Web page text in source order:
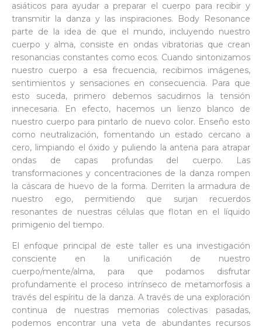
asiáticos para ayudar a preparar el cuerpo para recibir y
transmitir la danza y las inspiraciones. Body Resonance
parte de la idea de que el mundo, incluyendo nuestro
cuerpo y alma, consiste en ondas vibratorias que crean
resonancias constantes como ecos. Cuando sintonizamos
nuestro cuerpo a esa frecuencia, recibimos imágenes,
sentimientos y sensaciones en consecuencia. Para que
esto suceda, primero debemos sacudirnos la tensión
innecesaria. En efecto, hacemos un lienzo blanco de
nuestro cuerpo para pintarlo de nuevo color. Enseño esto
como neutralización, fomentando un estado cercano a
cero, limpiando el óxido y puliendo la antena para atrapar
ondas de capas profundas del cuerpo. Las
transformaciones y concentraciones de la danza rompen
la cáscara de huevo de la forma. Derriten la armadura de
nuestro ego, permitiendo que surjan recuerdos
resonantes de nuestras células que flotan en el líquido
primigenio del tiempo.
El enfoque principal de este taller es una investigación
consciente en la unificación de nuestro
cuerpo/mente/alma, para que podamos disfrutar
profundamente el proceso intrínseco de metamorfosis a
través del espíritu de la danza. A través de una exploración
continua de nuestras memorias colectivas pasadas,
podemos encontrar una veta de abundantes recursos